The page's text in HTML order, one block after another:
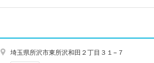
埼玉県所沢市東所沢和田２丁目３１−７